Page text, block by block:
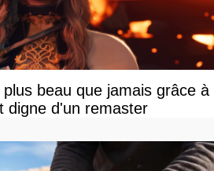
beau que jamais grâce à
digne d'un remaster